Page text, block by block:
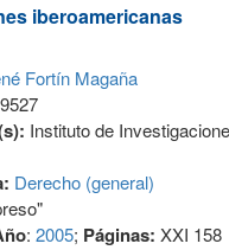
iberoamericanas
Fortín Magaña
Instituto de
Derecho (general)
:2005; Páginas:XXI 158